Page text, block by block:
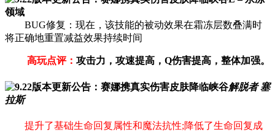
领域
BUG修复：现在，该技能的被动效果在霜冻层数叠满时
将正确地重置减益效果持续时间
高玩点评： 攻击力，攻速提高，Q伤害提高，整体加强。
解脱者 塞
拉斯
提升了基础生命回复属性和魔法抗性;降低了生命回复成